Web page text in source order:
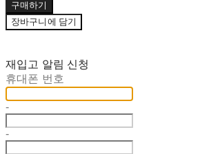
구매하기
장바구니에 담기
재입고 알림 신청
휴대폰 번호
-
-